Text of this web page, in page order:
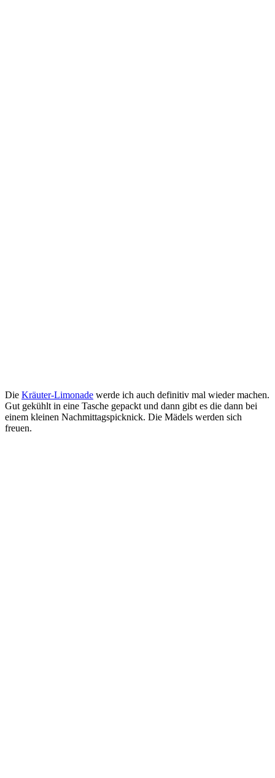
Die Kräuter-Limonade werde ich auch definitiv mal wieder machen.
Gut gekühlt in eine Tasche gepackt und dann gibt es die dann bei
einem kleinen Nachmittagspicknick. Die Mädels werden sich
freuen.